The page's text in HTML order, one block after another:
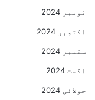
نومبر 2024
اکتوبر 2024
ستمبر 2024
اگست 2024
جولائی 2024